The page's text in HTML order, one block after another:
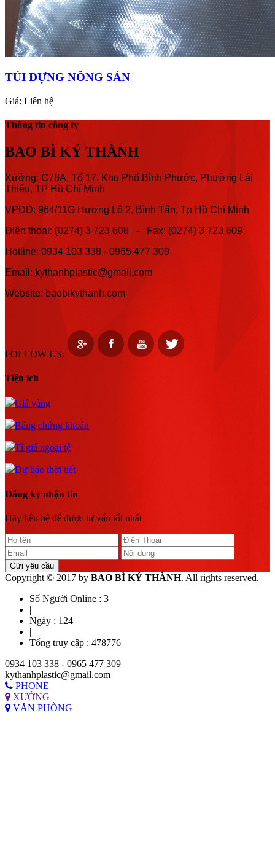
TÚI ĐỰNG NÔNG SẢN
Giá: Liên hệ
Thông tin công ty
BAO BÌ KÝ THÀNH
Xưởng: C78A, Tổ 17, Khu Phố Bình Phước, Phường Lái
Thiêu, TP Hồ Chí Minh
VPĐD: 964/11G Hương Lộ 2, Bình Tân, Tp Hồ Chí Minh
Điện thoại: (0274) 3 723 608 - Fax: (0274) 3 723 609
Hotline: 0934 103 338 - 0965 477 309
Email: kythanhplastic@gmail.com
Website: baobikythanh.com
FOLLOW US:
Tiện ích
Giá vàng
Bảng chứng khoán
Tỉ giá ngoại tệ
Dự báo thời tiết
Đăng ký nhận tin
Hãy liên hệ để được tư vấn tốt nhất
Gửi yêu cầu
Copyright © 2017 by BAO BÌ KÝ THÀNH. All rights reserved.
Số Người Online : 3
|
Ngày : 124
|
Tổng truy cập : 478776
0934 103 338 - 0965 477 309
kythanhplastic@gmail.com
PHONE
XƯỞNG
VĂN PHÒNG